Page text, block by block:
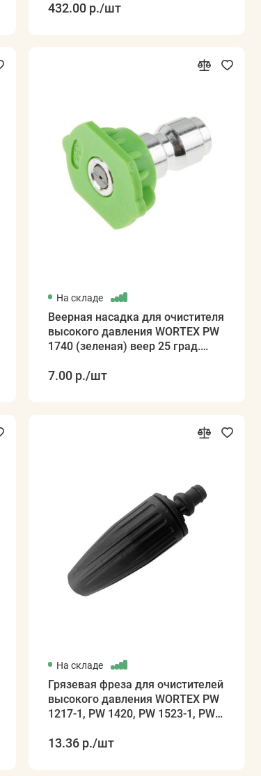
432.00 р./шт
На складе
Веерная насадка для очистителя
высокого давления WORTEX PW
1740 (зеленая) веер 25 град.
7.00 р./шт
На складе
Грязевая фреза для очистителей
высокого давления WORTEX PW
1217-1, PW 1420, PW 1523-1, PW
13.36 р./шт